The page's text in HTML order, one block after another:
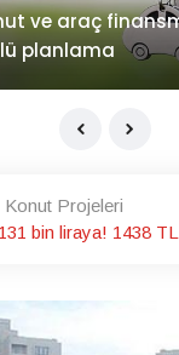
yakında
Konut Projeleri
bin liraya! 1438